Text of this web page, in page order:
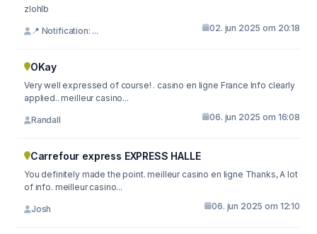
zlohlb
📍 Notification: ... 02. jun 2025 om 20:18
OKay
Very well expressed of course! . casino en ligne France Info clearly
applied.. meilleur casino...
Randall 06. jun 2025 om 16:08
Carrefour express EXPRESS HALLE
You definitely made the point. meilleur casino en ligne Thanks, A lot
of info. meilleur casino...
Josh 06. jun 2025 om 12:10